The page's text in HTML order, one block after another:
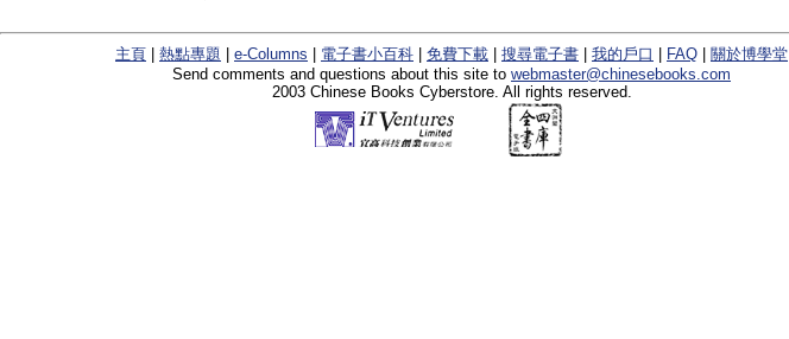
主頁 熱點專題 e-Columns 電子書小百科 免費下載 搜尋電子書 我的戶口 FAQ
關於博學堂
Send comments and questions about this site to webmaster@chinesebooks.com
2003 Chinese Books Cyberstore. All rights reserved.